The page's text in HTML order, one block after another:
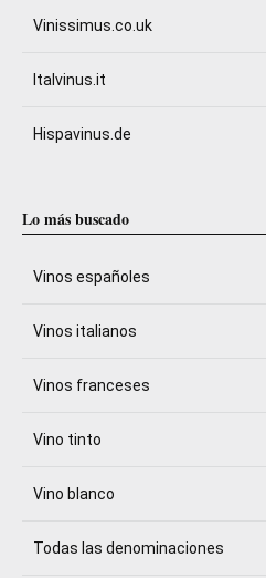
Vinissimus.co.uk
Italvinus.it
Hispavinus.de
Lo más buscado
Vinos españoles
Vinos italianos
Vinos franceses
Vino tinto
Vino blanco
Todas las denominaciones